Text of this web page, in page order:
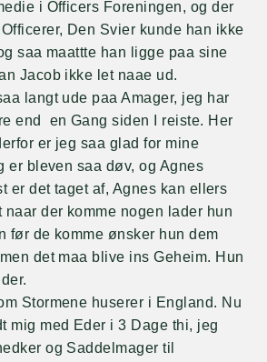
i Officers Foreningen, og der
Den Svier kunde han ikke
saa maattte han ligge paa sine
Jacob ikke let naae ud.
langt ude paa Amager, jeg har
end en Gang siden I reiste. Her
er jeg saa glad for mine
er bleven saa døv, og Agnes
er det taget af, Agnes kan ellers
der komme nogen lader hun
før de komme ønsker hun dem
det maa blive ins Geheim. Hun
Stormene huserer i England. Nu
mig med Eder i 3 Dage thi, jeg
og Saddelmager til